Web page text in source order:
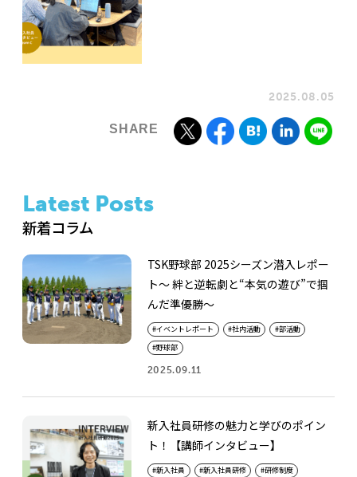
2025.08.05
Latest Posts
新着コラム
TSK野球部 2025シーズン潜入レポー
ト～ 絆と逆転劇と“本気の遊び”で掴
んだ準優勝～
イベントレポート 社内活動
部活動
野球部
2025.09.11
新入社員研修の魅力と学びのポイン
ト！【講師インタビュー】
新入社員 新入社員研修
研修制度